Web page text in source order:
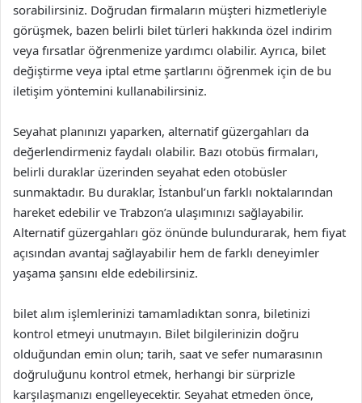
sorabilirsiniz. Doğrudan firmaların müşteri hizmetleriyle
görüşmek, bazen belirli bilet türleri hakkında özel indirim
veya fırsatlar öğrenmenize yardımcı olabilir. Ayrıca, bilet
değiştirme veya iptal etme şartlarını öğrenmek için de bu
iletişim yöntemini kullanabilirsiniz.
Seyahat planınızı yaparken, alternatif güzergahları da
değerlendirmeniz faydalı olabilir. Bazı otobüs firmaları,
belirli duraklar üzerinden seyahat eden otobüsler
sunmaktadır. Bu duraklar, İstanbul’un farklı noktalarından
hareket edebilir ve Trabzon’a ulaşımınızı sağlayabilir.
Alternatif güzergahları göz önünde bulundurarak, hem fiyat
açısından avantaj sağlayabilir hem de farklı deneyimler
yaşama şansını elde edebilirsiniz.
bilet alım işlemlerinizi tamamladıktan sonra, biletinizi
kontrol etmeyi unutmayın. Bilet bilgilerinizin doğru
olduğundan emin olun; tarih, saat ve sefer numarasının
doğruluğunu kontrol etmek, herhangi bir sürprizle
karşılaşmanızı engelleyecektir. Seyahat etmeden önce,